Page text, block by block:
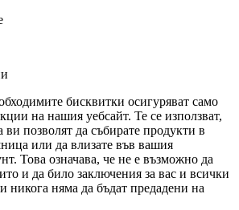
бисквитки осигуряват само
на нашия уебсайт. Те се използват,
ви позволят да събирате продукти в
или да влизате във вашия
Това означава, че не е възможно да
и да било заключения за вас и всички
никога няма да бъдат предадени на